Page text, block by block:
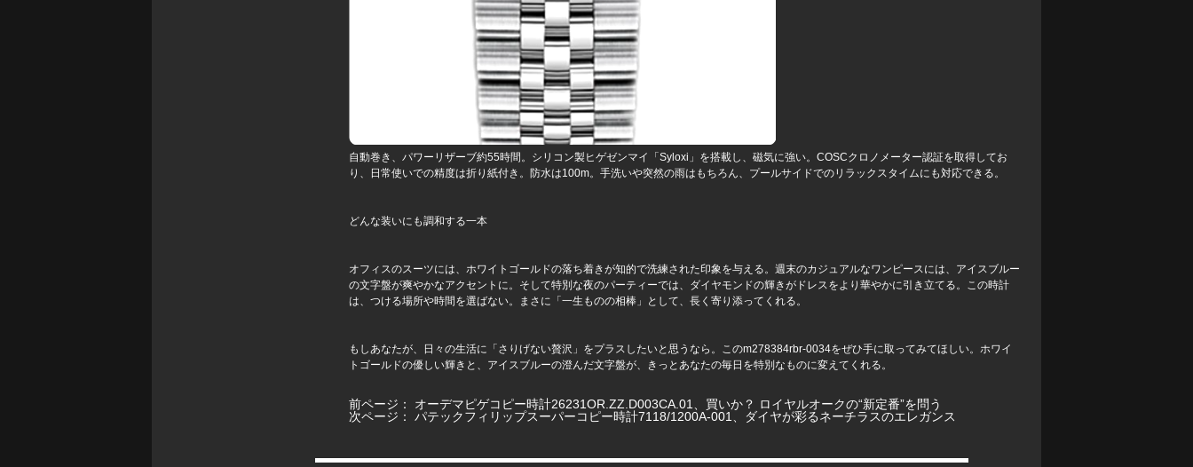
自動巻き、パワーリザーブ約55時間。シリコン製ヒゲゼンマイ「Syloxi」を搭載し、磁気に強い。COSCクロノメーター認証を取得してお
り、日常使いでの精度は折り紙付き。防水は100m。手洗いや突然の雨はもちろん、プールサイドでのリラックスタイムにも対応できる。
どんな装いにも調和する一本
オフィスのスーツには、ホワイトゴールドの落ち着きが知的で洗練された印象を与える。週末のカジュアルなワンピースには、アイスブルー
の文字盤が爽やかなアクセントに。そして特別な夜のパーティーでは、ダイヤモンドの輝きがドレスをより華やかに引き立てる。この時計
は、つける場所や時間を選ばない。まさに「一生ものの相棒」として、長く寄り添ってくれる。
もしあなたが、日々の生活に「さりげない贅沢」をプラスしたいと思うなら。このm278384rbr-0034をぜひ手に取ってみてほしい。ホワイ
トゴールドの優しい輝きと、アイスブルーの澄んだ文字盤が、きっとあなたの毎日を特別なものに変えてくれる。
前ページ： オーデマピゲコピー時計26231OR.ZZ.D003CA.01、買いか？ ロイヤルオークの“新定番”を問う
次ページ： パテックフィリップスーパーコピー時計7118/1200A-001、ダイヤが彩るネーチラスのエレガンス